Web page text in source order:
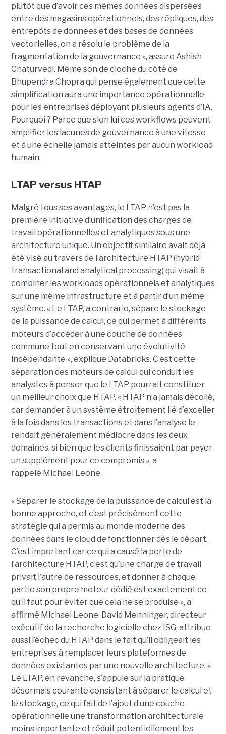
plutôt que d’avoir ces mêmes données dispersées
entre des magasins opérationnels, des répliques, des
entrepôts de données et des bases de données
vectorielles, on a résolu le problème de la
fragmentation de la gouvernance », assure Ashish
Chaturvedi. Même son de cloche du côté de
Bhupendra Chopra qui pense également que cette
simplification aura une importance opérationnelle
pour les entreprises déployant plusieurs agents d’IA.
Pourquoi ? Parce que slon lui ces workflows peuvent
amplifier les lacunes de gouvernance à une vitesse
et à une échelle jamais atteintes par aucun workload
humain.
LTAP versus HTAP
Malgré tous ses avantages, le LTAP n’est pas la
première initiative d’unification des charges de
travail opérationnelles et analytiques sous une
architecture unique. Un objectif similaire avait déjà
été visé au travers de l’architecture HTAP (hybrid
transactional and analytical processing) qui visait à
combiner les workloads opérationnels et analytiques
sur une même infrastructure et à partir d’un même
système. « Le LTAP, a contrario, sépare le stockage
de la puissance de calcul, ce qui permet à différents
moteurs d’accéder à une couche de données
commune tout en conservant une évolutivité
indépendante », explique Databricks. C’est cette
séparation des moteurs de calcul qui conduit les
analystes à penser que le LTAP pourrait constituer
un meilleur choix que HTAP. « HTAP n’a jamais décollé,
car demander à un système étroitement lié d’exceller
à la fois dans les transactions et dans l’analyse le
rendait généralement médiocre dans les deux
domaines, si bien que les clients finissaient par payer
un supplément pour ce compromis », a
rappelé Michael Leone.
« Séparer le stockage de la puissance de calcul est la
bonne approche, et c’est précisément cette
stratégie qui a permis au monde moderne des
données dans le cloud de fonctionner dès le départ.
C’est important car ce qui a causé la perte de
l’architecture HTAP, c’est qu’une charge de travail
privait l’autre de ressources, et donner à chaque
partie son propre moteur dédié est exactement ce
qu’il faut pour éviter que cela ne se produise », a
affirmé Michael Leone. David Menninger, directeur
exécutif de la recherche logicielle chez ISG, attribue
aussi l’échec du HTAP dans le fait qu’il obligeait les
entreprises à remplacer leurs plateformes de
données existantes par une nouvelle architecture. «
Le LTAP, en revanche, s’appuie sur la pratique
désormais courante consistant à séparer le calcul et
le stockage, ce qui fait de l’ajout d’une couche
opérationnelle une transformation architecturale
moins importante et réduit potentiellement les